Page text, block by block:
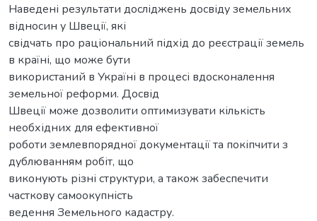
Наведені результати досліджень досвіду земельних
відносин у Швеції, які
свідчать про раціональний підхід до реєстрації земель
в країні, що може бути
використаний в Україні в процесі вдосконалення
земельної реформи. Досвід
Швеції може дозволити оптимизувати кількість
необхідних для ефективної
роботи землевпорядної документації та покіпчити з
дублюванням робіт, що
виконують різні структури, а також забеспечити
часткову самоокупність
ведення Земельного кадастру.